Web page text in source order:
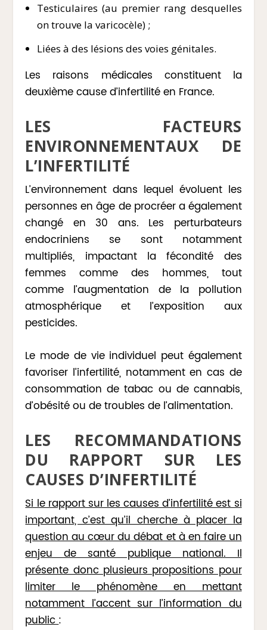
Testiculaires (au premier rang desquelles
on trouve la varicocèle) ;
Liées à des lésions des voies génitales.
Les raisons médicales constituent la
deuxième cause d’infertilité en France.
LES FACTEURS
ENVIRONNEMENTAUX DE
L’INFERTILITÉ
L’environnement dans lequel évoluent les
personnes en âge de procréer a également
changé en 30 ans. Les perturbateurs
endocriniens se sont notamment
multipliés, impactant la fécondité des
femmes comme des hommes, tout
comme l’augmentation de la pollution
atmosphérique et l’exposition aux
pesticides.
Le mode de vie individuel peut également
favoriser l’infertilité, notamment en cas de
consommation de tabac ou de cannabis,
d’obésité ou de troubles de l’alimentation.
LES RECOMMANDATIONS
DU RAPPORT SUR LES
CAUSES D’INFERTILITÉ
Si le rapport sur les causes d’infertilité est si
important, c’est qu’il cherche à placer la
question au cœur du débat et à en faire un
enjeu de santé publique national. Il
présente donc plusieurs propositions pour
limiter le phénomène en mettant
notamment l’accent sur l’information du
public: